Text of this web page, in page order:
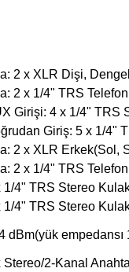
2 x XLR Dişi,
2 x 1/4" TRS
Girişi: 4 x 1/4" TRS
Giriş: 5 x 1/4"
2 x XLR Erkek(Sol,
2 x 1/4" TRS
1/4" TRS Stereo
1/4" TRS Stereo
dBm(yük empedansı
Stereo/2-Kanal